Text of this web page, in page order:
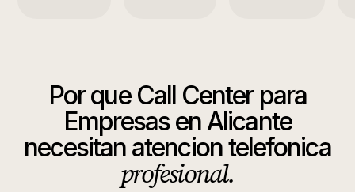
Por que Call Center para
EmpresasenAlicante
necesitan atencion telefonica
profesional.